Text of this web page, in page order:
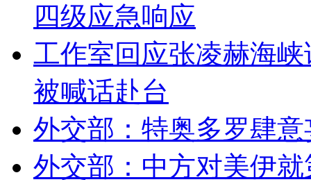
四级应急响应
工作室回应张凌赫海
被喊话赴台
外交部：特奥多罗肆
外交部：中方对美伊